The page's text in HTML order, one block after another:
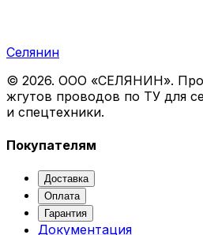
Селянин
© 2026. ООО «СЕЛЯНИН».
жгутов проводов по ТУ для
и спецтехники.
Покупателям
Доставка
Оплата
Гарантия
Документация